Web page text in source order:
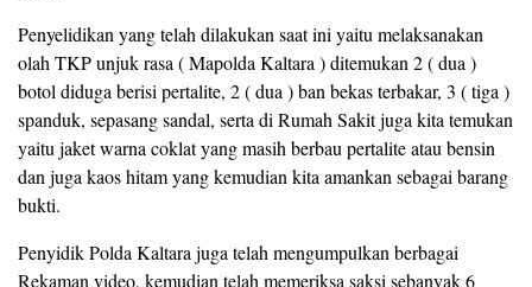
Penyelidikan yang telah dilakukan saat ini yaitu melaksanakan
olah TKP unjuk rasa ( Mapolda Kaltara ) ditemukan 2 ( dua )
botol diduga berisi pertalite, 2 ( dua ) ban bekas terbakar, 3 ( tiga )
spanduk, sepasang sandal, serta di Rumah Sakit juga kita temukan
yaitu jaket warna coklat yang masih berbau pertalite atau bensin
dan juga kaos hitam yang kemudian kita amankan sebagai barang
bukti.
Penyidik Polda Kaltara juga telah mengumpulkan berbagai
Rekaman video, kemudian telah memeriksa saksi sebanyak 6